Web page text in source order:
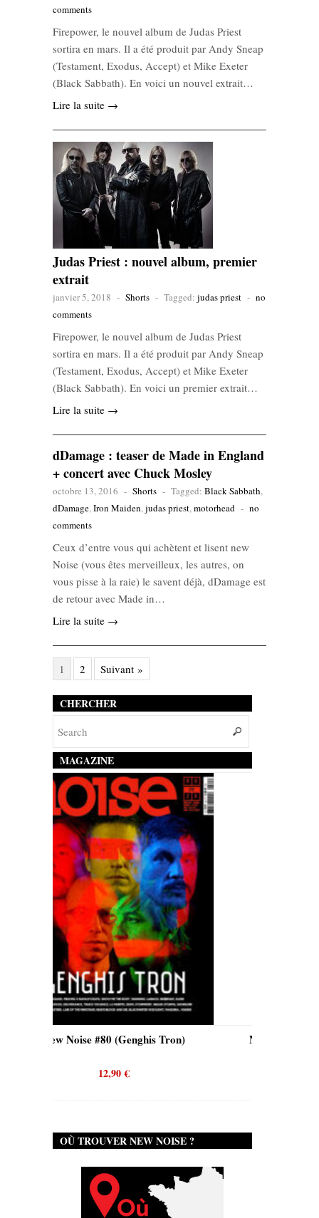
comments
Firepower, le nouvel album de Judas Priest
sortira en mars. Il a été produit par Andy Sneap
(Testament, Exodus, Accept) et Mike Exeter
(Black Sabbath). En voici un nouvel extrait…
Lire la suite →
Judas Priest : nouvel album, premier
extrait
janvier 5, 2018 - Shorts - Tagged: judas priest - no
comments
Firepower, le nouvel album de Judas Priest
sortira en mars. Il a été produit par Andy Sneap
(Testament, Exodus, Accept) et Mike Exeter
(Black Sabbath). En voici un premier extrait…
Lire la suite →
dDamage : teaser de Made in England
+ concert avec Chuck Mosley
octobre 13, 2016 - Shorts - Tagged: Black Sabbath,
dDamage,Iron Maiden,judas priest,motorhead - no
comments
Ceux d’entre vous qui achètent et lisent new
Noise (vous êtes merveilleux, les autres, on
vous pisse à la raie) le savent déjà, dDamage est
de retour avec Made in…
Lire la suite →
1 2 Suivant »
CHERCHER
MAGAZINE
New Noise #80 (Quicksand)
OÙ TROUVER NEW NOISE ?